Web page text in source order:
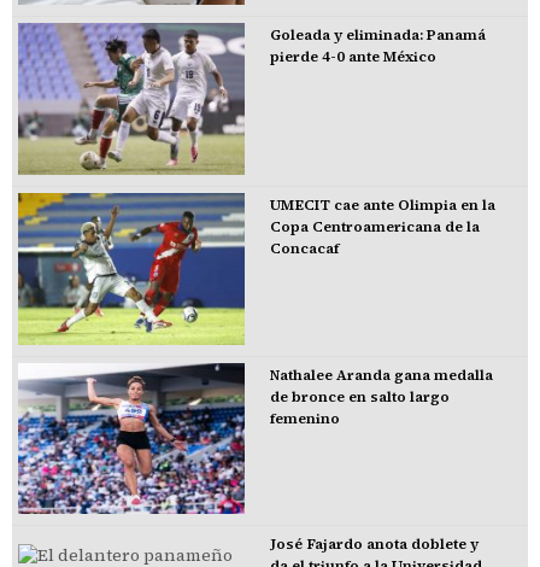
Goleada y eliminada: Panamá
pierde 4-0 ante México
UMECIT cae ante Olimpia en la
Copa Centroamericana de la
Concacaf
Nathalee Aranda gana medalla
de bronce en salto largo
femenino
José Fajardo anota doblete y